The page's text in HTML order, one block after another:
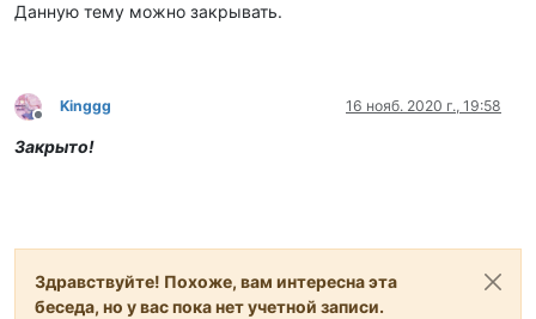
Данную тему можно закрывать.
Не в сети
Kinggg 16 нояб. 2020 г., 19:58
Закрыто!
Здравствуйте! Похоже, вам интересна эта
беседа, но у вас пока нет учетной записи.